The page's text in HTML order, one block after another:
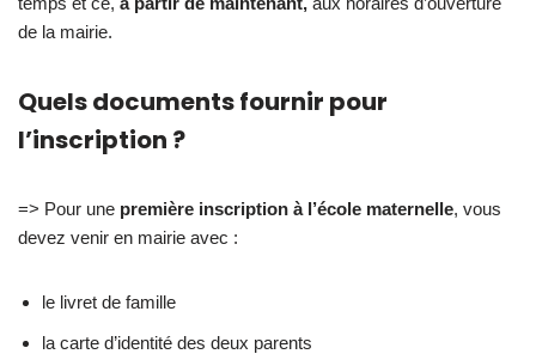
de la mairie.
Quels documents fournir pour
l’inscription ?
=> Pour une première inscription à l’école maternelle, vous
devez venir en mairie avec :
le livret de famille
la carte d’identité des deux parents